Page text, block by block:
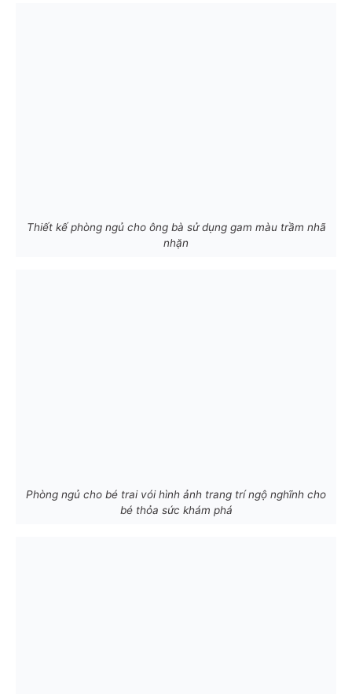
Thiết kế phòng ngủ cho ông bà sử dụng gam màu trầm nhã
nhặn
Phòng ngủ cho bé trai vói hình ảnh trang trí ngộ nghĩnh cho
bé thỏa sức khám phá